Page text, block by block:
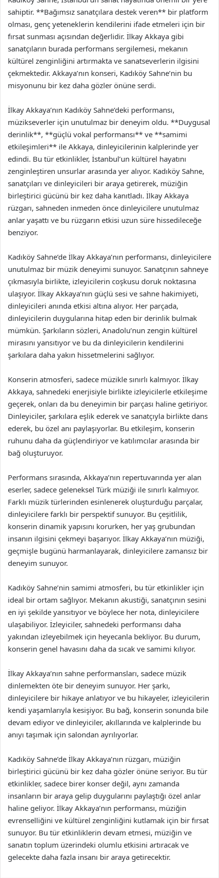
sahiptir. **Bağımsız sanatçılara destek veren** bir platform
olması, genç yeteneklerin kendilerini ifade etmeleri için bir
fırsat sunması açısından değerlidir. İlkay Akkaya gibi
sanatçıların burada performans sergilemesi, mekanın
kültürel zenginliğini artırmakta ve sanatseverlerin ilgisini
çekmektedir. Akkaya’nın konseri, Kadıköy Sahne’nin bu
misyonunu bir kez daha gözler önüne serdi.
İlkay Akkaya’nın Kadıköy Sahne’deki performansı,
müzikseverler için unutulmaz bir deneyim oldu. **Duygusal
derinlik**, **güçlü vokal performansı** ve **samimi
etkileşimleri** ile Akkaya, dinleyicilerinin kalplerinde yer
edindi. Bu tür etkinlikler, İstanbul’un kültürel hayatını
zenginleştiren unsurlar arasında yer alıyor. Kadıköy Sahne,
sanatçıları ve dinleyicileri bir araya getirerek, müziğin
birleştirici gücünü bir kez daha kanıtladı. İlkay Akkaya
rüzgarı, sahneden inmeden önce dinleyicilere unutulmaz
anlar yaşattı ve bu rüzgarın etkisi uzun süre hissedileceğe
benziyor.
Kadıköy Sahne’de İlkay Akkaya’nın performansı, dinleyicilere
unutulmaz bir müzik deneyimi sunuyor. Sanatçının sahneye
çıkmasıyla birlikte, izleyicilerin coşkusu doruk noktasına
ulaşıyor. İlkay Akkaya’nın güçlü sesi ve sahne hakimiyeti,
dinleyicileri anında etkisi altına alıyor. Her parçada,
dinleyicilerin duygularına hitap eden bir derinlik bulmak
mümkün. Şarkıların sözleri, Anadolu’nun zengin kültürel
mirasını yansıtıyor ve bu da dinleyicilerin kendilerini
şarkılara daha yakın hissetmelerini sağlıyor.
Konserin atmosferi, sadece müzikle sınırlı kalmıyor. İlkay
Akkaya, sahnedeki enerjisiyle birlikte izleyicilerle etkileşime
geçerek, onları da bu deneyimin bir parçası haline getiriyor.
Dinleyiciler, şarkılara eşlik ederek ve sanatçıyla birlikte dans
ederek, bu özel anı paylaşıyorlar. Bu etkileşim, konserin
ruhunu daha da güçlendiriyor ve katılımcılar arasında bir
bağ oluşturuyor.
Performans sırasında, Akkaya’nın repertuvarında yer alan
eserler, sadece geleneksel Türk müziği ile sınırlı kalmıyor.
Farklı müzik türlerinden esinlenerek oluşturduğu parçalar,
dinleyicilere farklı bir perspektif sunuyor. Bu çeşitlilik,
konserin dinamik yapısını korurken, her yaş grubundan
insanın ilgisini çekmeyi başarıyor. İlkay Akkaya’nın müziği,
geçmişle bugünü harmanlayarak, dinleyicilere zamansız bir
deneyim sunuyor.
Kadıköy Sahne’nin samimi atmosferi, bu tür etkinlikler için
ideal bir ortam sağlıyor. Mekanın akustiği, sanatçının sesini
en iyi şekilde yansıtıyor ve böylece her nota, dinleyicilere
ulaşabiliyor. İzleyiciler, sahnedeki performansı daha
yakından izleyebilmek için heyecanla bekliyor. Bu durum,
konserin genel havasını daha da sıcak ve samimi kılıyor.
İlkay Akkaya’nın sahne performansları, sadece müzik
dinlemekten öte bir deneyim sunuyor. Her şarkı,
dinleyicilere bir hikaye anlatıyor ve bu hikayeler, izleyicilerin
kendi yaşamlarıyla kesişiyor. Bu bağ, konserin sonunda bile
devam ediyor ve dinleyiciler, akıllarında ve kalplerinde bu
anıyı taşımak için salondan ayrılıyorlar.
Kadıköy Sahne’de İlkay Akkaya’nın rüzgarı, müziğin
birleştirici gücünü bir kez daha gözler önüne seriyor. Bu tür
etkinlikler, sadece birer konser değil, aynı zamanda
insanların bir araya gelip duygularını paylaştığı özel anlar
haline geliyor. İlkay Akkaya’nın performansı, müziğin
evrenselliğini ve kültürel zenginliğini kutlamak için bir fırsat
sunuyor. Bu tür etkinliklerin devam etmesi, müziğin ve
sanatın toplum üzerindeki olumlu etkisini artıracak ve
gelecekte daha fazla insanı bir araya getirecektir.